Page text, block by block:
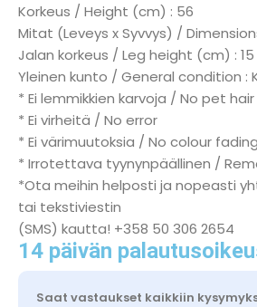
Korkeus / Height (cm) : 56
Mitat (Leveys x Syvvys) /
Jalan korkeus / Leg height (cm) : 15
Yleinen kunto / General condition :
* Ei lemmikkien karvoja / No pet hair
* Ei virheitä / No error
* Ei värimuutoksia / No colour fading
* Irrotettava tyynynpäällinen /
*Ota meihin helposti ja nopeasti
tai tekstiviestin
(SMS) kautta! +358 50 306 2654
14 päivän
Saat vastaukset kaikkiin